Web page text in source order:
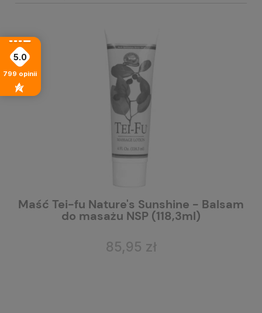
Maść Tei-fu Nature's Sunshine - Balsam
do masażu NSP (118,3ml)
85,95 zł
5.0
799 opinii